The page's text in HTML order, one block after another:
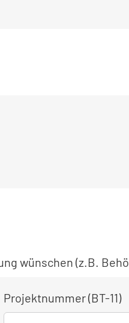
wünschen (z.B.
Projektnummer (BT-11)